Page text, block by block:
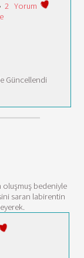
2 Yorum
Güncellendi
oluşmuş bedeniyle
saran labirentin